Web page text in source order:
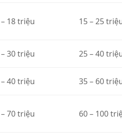
18 triệu 15 – 25
30 triệu 25 – 40
40 triệu 35 – 60
70 triệu 60 – 100